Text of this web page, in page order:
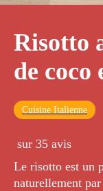
Risotto
de coco
Cuisine Italienne
sur 35 avis
Le risotto est un
naturellement